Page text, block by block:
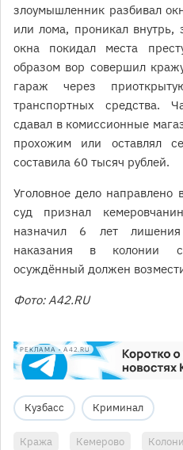
злоумышленник разбивал
или лома, проникал внутрь,
окна покидал места
образом вор совершил
гараж через
транспортных средства.
сдавал в комиссионные
прохожим или оставлял
составила 60 тысяч рублей.
Уголовное дело
суд признал
назначил 6 лет
наказания в колонии
осуждённый должен
Фото: A42.RU
РЕКЛАМА • A42.RU
Кузбасс Криминал
Кража Кемерово